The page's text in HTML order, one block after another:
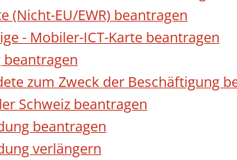
EU/EWR) beantragen
- Mobiler-ICT-Karte beantragen
zum Zweck der Beschäftigung
Schweiz beantragen
beantragen
verlängern